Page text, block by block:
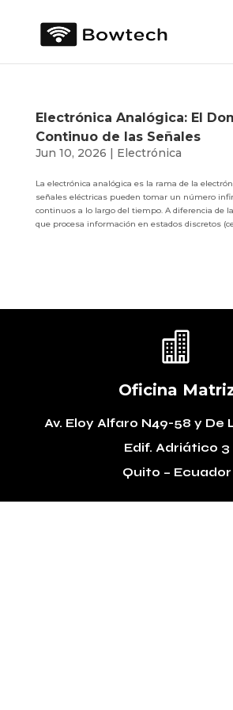
Electrónica Analógica: El
Continuo de las Señales
Jun 10, 2026 | Electrónica
La electrónica analógica es la rama de la
señales eléctricas pueden tomar un número
continuos a lo largo del tiempo. A diferencia de
que procesa información en estados discretos

Oficina
Av. Eloy Alfaro N49-58 y De
Edif. Adriático 3
Quito – Ecuador